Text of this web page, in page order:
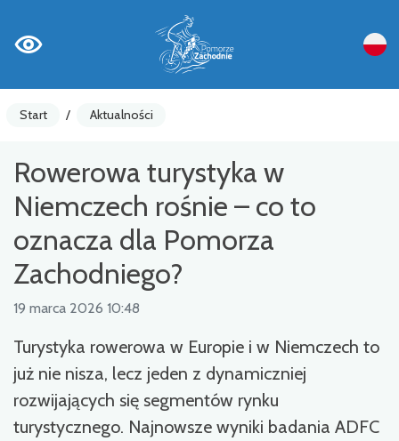
Start / Aktualności
Rowerowa turystyka w
Niemczech rośnie – co to
oznacza dla Pomorza
Zachodniego?
19 marca 2026 10:48
Turystyka rowerowa w Europie i w Niemczech to
już nie nisza, lecz jeden z dynamiczniej
rozwijających się segmentów rynku
turystycznego. Najnowsze wyniki badania ADFC